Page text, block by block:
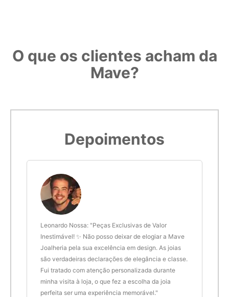
O que os clientes acham da
Mave?
Depoimentos
Leonardo Nossa: "Peças Exclusivas de Valor
Inestimável! ✨ Não posso deixar de elogiar a Mave
Joalheria pela sua excelência em design. As joias
são verdadeiras declarações de elegância e classe.
Fui tratado com atenção personalizada durante
minha visita à loja, o que fez a escolha da joia
perfeita ser uma experiência memorável."